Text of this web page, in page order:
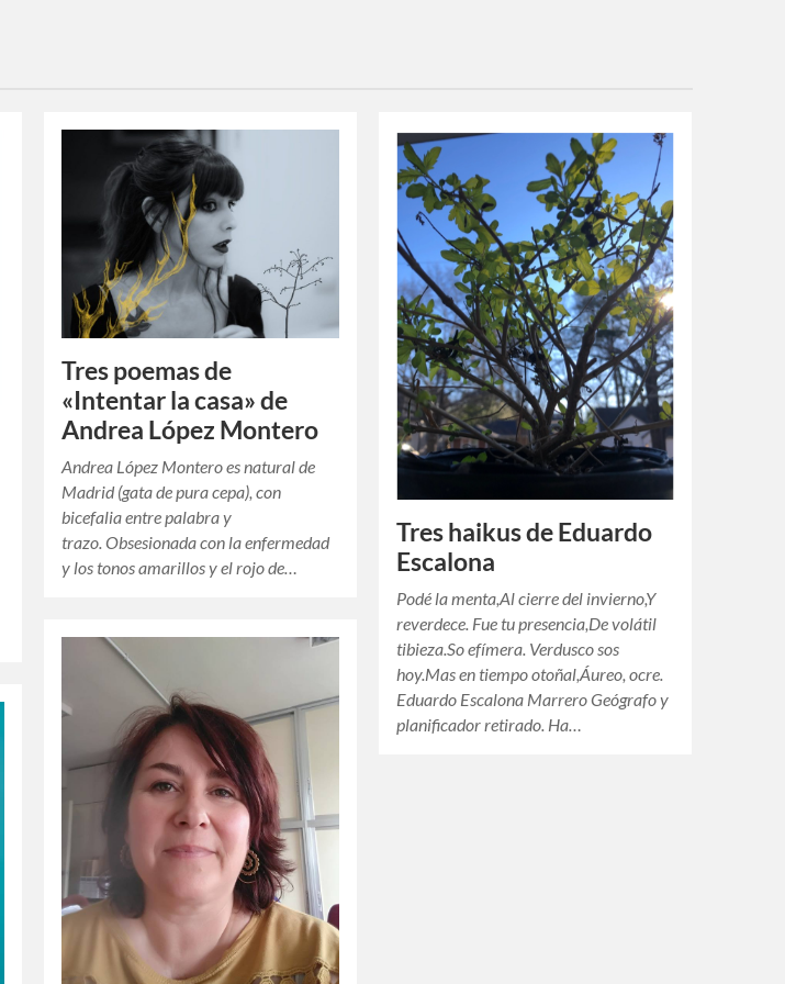
Tres poemas de
«Intentar la casa» de
Andrea López Montero
Andrea López Montero es natural de
Madrid (gata de pura cepa), con
bicefalia entre palabra y
trazo. Obsesionada con la enfermedad
y los tonos amarillos y el rojo de…
Tres haikus de Eduardo
Escalona
Podé la menta,Al cierre del invierno,Y
reverdece. Fue tu presencia,De volátil
tibieza.So efímera. Verdusco sos
hoy.Mas en tiempo otoñal,Áureo, ocre.
Eduardo Escalona Marrero Geógrafo y
planificador retirado. Ha…